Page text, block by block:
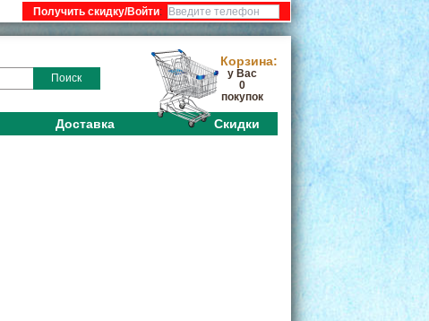
:
Поиск
Корзина:
у Вас
0
покупок
Доставка Скидки